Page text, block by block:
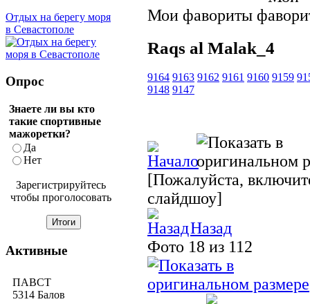
Мои фавориты
Raqs al Malak_4
9164 9163 9162 9161 9160 9159
9148 9147
[Пожалуйста,
слайдшоу]
Назад
Фото 18 из 112
Отдых на берегу моря
в Севастополе
Опрос
Знаете ли вы кто
такие спортивные
мажоретки?
Да
Нет
Зарегистрируйтесь
чтобы проголосовать
Активные
ПАВСТ
5314 Балов